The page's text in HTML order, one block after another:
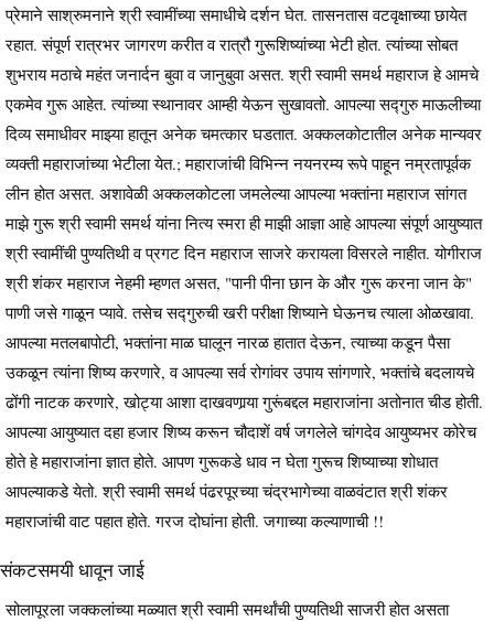
प्रेमाने साश्रुमनाने श्री स्वामींच्या समाधीचे दर्शन घेत. तासनतास वटवृक्षाच्या छायेत
रहात. संपूर्ण रात्रभर जागरण करीत व रात्रौ गुरूशिष्यांच्या भेटी होत. त्यांच्या सोबत
शुभराय मठाचे महंत जनार्दन बुवा व जानुबुवा असत. श्री स्वामी समर्थ महाराज हे आमचे
एकमेव गुरू आहेत. त्यांच्या स्थानावर आम्ही येऊन सुखावतो. आपल्या सद्गुरु माऊलीच्या
दिव्य समाधीवर माझ्या हातून अनेक चमत्कार घडतात. अक्कलकोटातील अनेक मान्यवर
व्यक्ती महाराजांच्या भेटीला येत.; महाराजांची विभिन्न नयनरम्य रूपे पाहून नम्रतापूर्वक
लीन होत असत. अशावेळी अक्कलकोटला जमलेल्या आपल्या भक्तांना महाराज सांगत
माझे गुरू श्री स्वामी समर्थ यांना नित्य स्मरा ही माझी आज्ञा आहे आपल्या संपूर्ण आयुष्यात
श्री स्वामींची पुण्यतिथी व प्रगट दिन महाराज साजरे करायला विसरले नाहीत. योगीराज
श्री शंकर महाराज नेहमी म्हणत असत, "पानी पीना छान के और गुरू करना जान के"
पाणी जसे गाळून प्यावे. तसेच सद्गुरुची खरी परीक्षा शिष्याने घेऊनच त्याला ओळखावा.
आपल्या मतलबापोटी, भक्तांना माळ घालून नारळ हातात देऊन, त्याच्या कडून पैसा
उकळून त्यांना शिष्य करणारे, व आपल्या सर्व रोगांवर उपाय सांगणारे, भक्तांचे बदलायचे
ढोंगी नाटक करणारे, खोट्या आशा दाखवणार्‍या गुरूंबद्दल महाराजांना अतोनात चीड होती.
आपल्या आयुष्यात दहा हजार शिष्य करून चौदाशें वर्ष जगलेले चांगदेव आयुष्यभर कोरेच
होते हे महाराजांना ज्ञात होते. आपण गुरूकडे धाव न घेता गुरूच शिष्याच्या शोधात
आपल्याकडे येतो. श्री स्वामी समर्थ पंढरपूरच्या चंद्रभागेच्या वाळवंटात श्री शंकर
महाराजांची वाट पहात होते. गरज दोघांना होती. जगाच्या कल्याणाची !!
संकटसमयी धावून जाई
सोलापूरला जक्कलांच्या मळ्यात श्री स्वामी समर्थांची पुण्यतिथी साजरी होत असता